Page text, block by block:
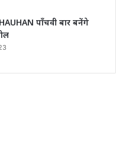
पाँचवी बार बनेंगे